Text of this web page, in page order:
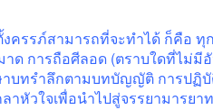
รภ์สามารถที่จะทำได้ ก็คือ ทุ
าด การถือศีลอด (ตราบใดที่ไม่มี
าบทรำลึกตามบทบัญญัติ การปฏิ
าหัวใจเพื่อนำไปสู่จรรยามารยาท